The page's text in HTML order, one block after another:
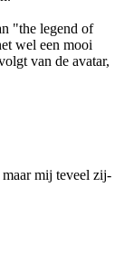
"the legend of
wel een mooi
van de avatar,
mij teveel zij-